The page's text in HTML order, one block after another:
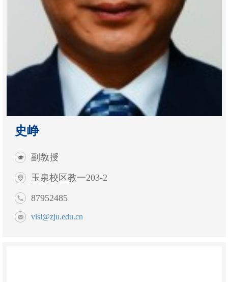
史峥
副教授
玉泉校区教一203-2
87952485
vlsi@zju.edu.cn